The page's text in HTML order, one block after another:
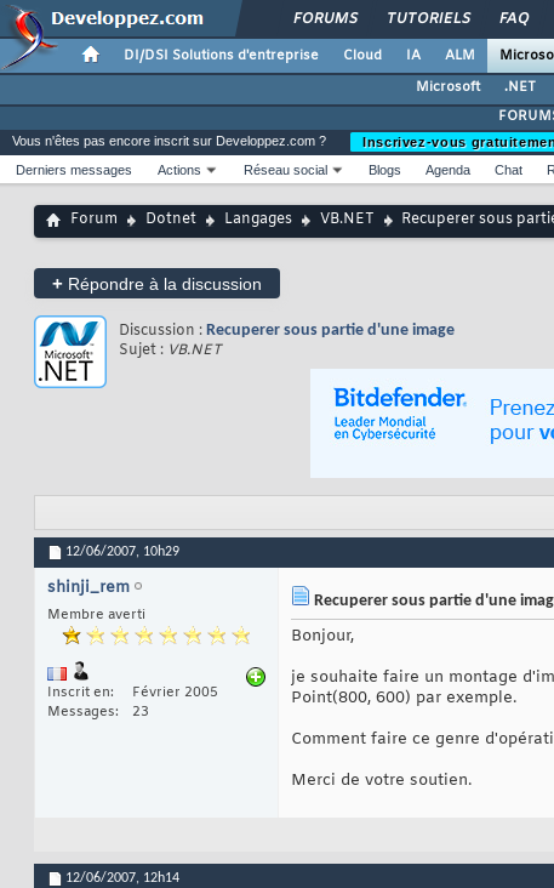
FORUMS TUTORIELS FAQ
DI/DSI Solutions d'entreprise Cloud IA ALM
Microsoft
.NET
Vous n'êtes pas encore inscrit sur Developpez.com ?
Inscrivez-vous
Derniers messages
Actions Réseau social Blogs Agenda Chat
Forum Dotnet Langages VB.NET Recuperer sous
+ Répondre à la discussion
Discussion : Recuperer sous partie d'une image
Sujet : VB.NET
12/06/2007, 10h29
shinji_rem
Membre averti
Inscrit en
Février 2005
Messages
23
Recuperer sous partie d'une
Bonjour,
je souhaite faire un montage
Point(800, 600) par exemple.
Comment faire ce genre
Merci de votre soutien.
12/06/2007, 12h14